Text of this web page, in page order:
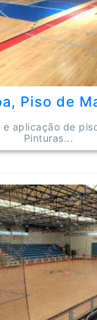
Piso de
e aplicação de
Pinturas...